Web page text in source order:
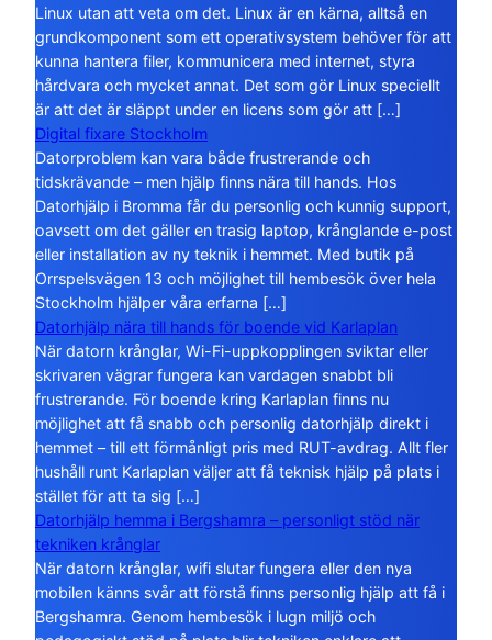
Linux utan att veta om det. Linux är en kärna, alltså en
grundkomponent som ett operativsystem behöver för att
kunna hantera filer, kommunicera med internet, styra
hårdvara och mycket annat. Det som gör Linux speciellt
är att det är släppt under en licens som gör att […]
Digital fixare Stockholm
Datorproblem kan vara både frustrerande och
tidskrävande – men hjälp finns nära till hands. Hos
Datorhjälp i Bromma får du personlig och kunnig support,
oavsett om det gäller en trasig laptop, krånglande e-post
eller installation av ny teknik i hemmet. Med butik på
Orrspelsvägen 13 och möjlighet till hembesök över hela
Stockholm hjälper våra erfarna […]
Datorhjälp nära till hands för boende vid Karlaplan
När datorn krånglar, Wi-Fi-uppkopplingen sviktar eller
skrivaren vägrar fungera kan vardagen snabbt bli
frustrerande. För boende kring Karlaplan finns nu
möjlighet att få snabb och personlig datorhjälp direkt i
hemmet – till ett förmånligt pris med RUT-avdrag. Allt fler
hushåll runt Karlaplan väljer att få teknisk hjälp på plats i
stället för att ta sig […]
Datorhjälp hemma i Bergshamra – personligt stöd när
tekniken krånglar
När datorn krånglar, wifi slutar fungera eller den nya
mobilen känns svår att förstå finns personlig hjälp att få i
Bergshamra. Genom hembesök i lugn miljö och